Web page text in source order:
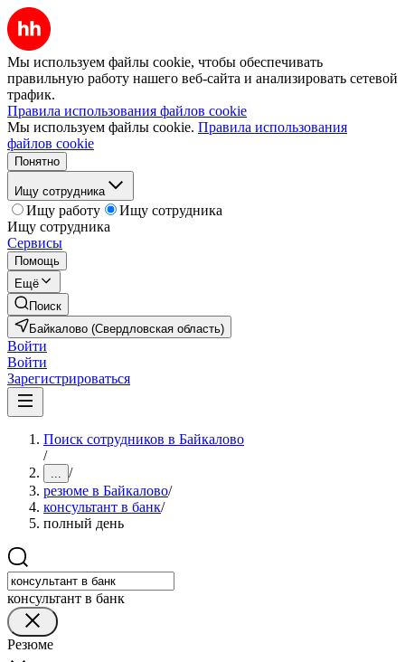
Мы используем файлы cookie, чтобы обеспечивать
правильную работу нашего веб-сайта и анализировать сетевой
трафик.
Правила использования файлов cookie
Мы используем файлы cookie. Правила использования
файлов cookie
Понятно
Ищу сотрудника
Ищу работу
Ищу сотрудника
Ищу сотрудника
Сервисы
Помощь
Ещё
Поиск
Байкалово (Свердловская область)
Войти
Войти
Зарегистрироваться
Поиск сотрудников в Байкалово
/
... /
резюме в Байкалово/
консультант в банк/
полный день
консультант в банк
Резюме